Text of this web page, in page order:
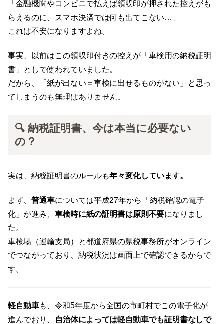
「金融機関やコンビニで払えば領収印が押された控えがも
らえるのに、スマホ決済では何も出てこない…」
これは不安になりますよね。
事実、以前はこの領収印付きの控えが「車検用の納税証明
書」として使われていました。
だから、「紙が出ない＝車検に出せるものがない」と思っ
てしまうのも無理はありません。
🔍 納税証明書、今は本当に必要ない
の？
実は、納税証明書のルールも年々変化しています。
まず、 普通車については平成27年から「納税確認の電子
化」が進み、 車検時に紙の証明書は原則不要になりまし
た。
車検場（運輸支局）と都道府県の県税事務所がオンライン
でつながっており、納税状況は画面上で確認できるからで
す。
軽自動車も、令和5年度から全国の市町村でこの電子化が
進んでおり、
自治体によっては軽自動車でも証明書なしで